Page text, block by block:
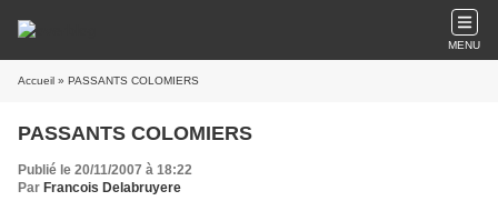
MENU
Accueil » PASSANTS COLOMIERS
PASSANTS COLOMIERS
Publié le 20/11/2007 à 18:22
Par Francois Delabruyere